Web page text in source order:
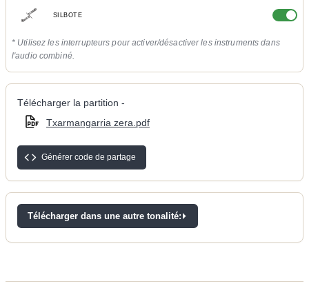
SILBOTE
* Utilisez les interrupteurs pour activer/désactiver les instruments dans
l'audio combiné.
Télécharger la partition -
Txarmangarria zera.pdf
Générer code de partage
Télécharger dans une autre tonalité: